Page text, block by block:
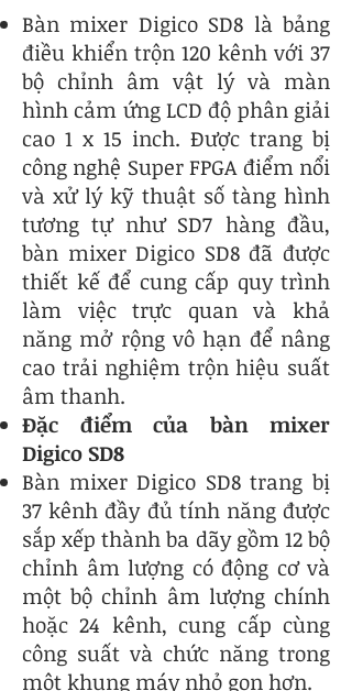
Bàn mixer Digico SD8 là bảng
điều khiển trộn 120 kênh với 37
bộ chỉnh âm vật lý và màn
hình cảm ứng LCD độ phân giải
cao 1 x 15 inch. Được trang bị
công nghệ Super FPGA điểm nổi
và xử lý kỹ thuật số tàng hình
tương tự như SD7 hàng đầu,
bàn mixer Digico SD8 đã được
thiết kế để cung cấp quy trình
làm việc trực quan và khả
năng mở rộng vô hạn để nâng
cao trải nghiệm trộn hiệu suất
âm thanh.
Đặc điểm của bàn mixer
Digico SD8
Bàn mixer Digico SD8 trang bị
37 kênh đầy đủ tính năng được
sắp xếp thành ba dãy gồm 12 bộ
chỉnh âm lượng có động cơ và
một bộ chỉnh âm lượng chính
hoặc 24 kênh, cung cấp cùng
công suất và chức năng trong
một khung máy nhỏ gọn hơn.